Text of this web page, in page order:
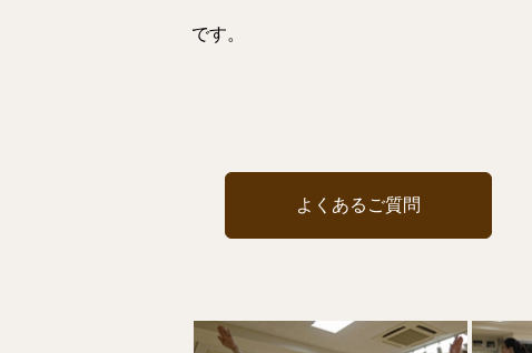
です。
よくあるご質問